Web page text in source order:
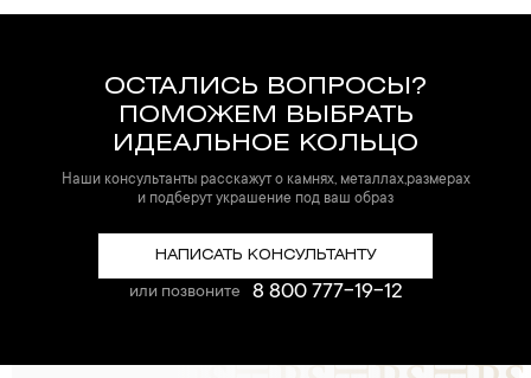
ОСТАЛИСЬ ВОПРОСЫ?
ПОМОЖЕМ ВЫБРАТЬ
ИДЕАЛЬНОЕ КОЛЬЦО
Наши консультанты расскажут о камнях, металлах,размерах
и подберут украшение под ваш образ
НАПИСАТЬ КОНСУЛЬТАНТУ
или позвоните 8 800 777-19-12